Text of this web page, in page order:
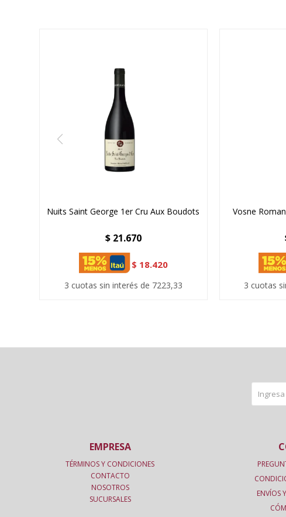
Nuits Saint George 1er Cru Aux Boudots
$ 21.670
$ 18.420
3 cuotas sin interés de 7223,33
Vosne
3 cuotas
EMPRESA
TÉRMINOS Y CONDICIONES
CONTACTO
NOSOTROS
SUCURSALES
ENVÍOS